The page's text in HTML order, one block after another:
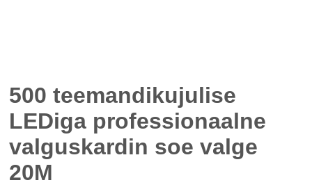
500 teemandikujulise
LEDiga professionaalne
valguskardin soe valge
20M